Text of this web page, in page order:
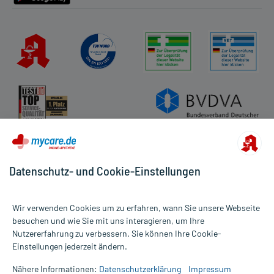
Alle Preise gelten inkl. MwSt., ggf. zzgl. Versandkosten
Informationen auf dieser Website werden ausschließlich für
Datenschutz- und Cookie-Einstellungen
Wir verwenden Cookies um zu erfahren, wann Sie unsere Webseite
besuchen und wie Sie mit uns interagieren, um Ihre
Nutzererfahrung zu verbessern. Sie können Ihre Cookie-
Einstellungen jederzeit ändern.
Nähere Informationen: Datenschutzerklärung Impressum